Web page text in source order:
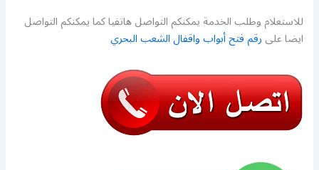
للاستعلام وطلب الخدمة يمكنكم التواصل هاتفيا كما يمكنكم التواصل
ايضا علىرقم فتح أبواب واقفال الشعب البحري